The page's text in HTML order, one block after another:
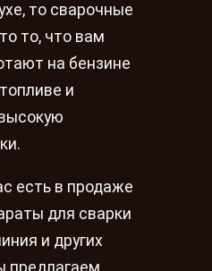
то сварочные
то, что вам
на бензине
и
есть в продаже
для сварки
и других